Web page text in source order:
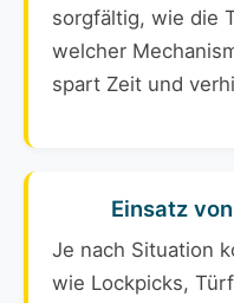
sorgfältig, wie die
welcher
spart Zeit und
Einsatz
Je nach Situation
wie Lockpicks,